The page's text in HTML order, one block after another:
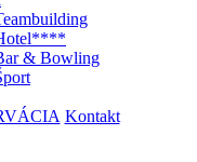
& Bowling
Kontakt